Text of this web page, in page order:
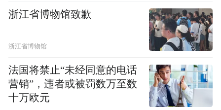
行业的未来究竟如何，在庞大的市场红海
中，谁能脱颖而出，取决于广大企业能否牢
牢把握移动互联网发展脉搏、掌控移动互联
“特别声明：以上作品内容(包括在内的视频、图片或音
频)为凤凰网旗下自媒体平台“大风号”用户上传并发
浙江省博物馆致歉
浙江省博物馆
法国将禁止“未经同意的电话
营销”，违者或被罚数万至数
十万欧元